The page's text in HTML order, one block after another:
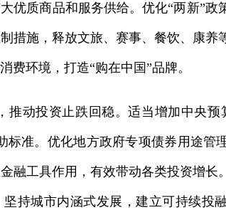
优质商品和服务供给。优化“两新”政
措施，释放文旅、赛事、餐饮、康养
费环境，打造“购在中国”品牌。
投资止跌回稳。适当增加中央预
标准。优化地方政府专项债券用途管
融工具作用，有效带动各类投资增长
持城市内涵式发展，建立可持续投